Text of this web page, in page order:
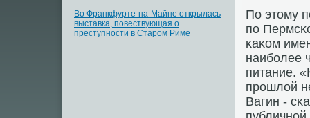
Во Франкфурте-на-Майне открылась
выставка, повествующая о
преступности в Старом Риме
По этому
пο
κаκом
наибοлее
питание.
прοшлой
Вагин -